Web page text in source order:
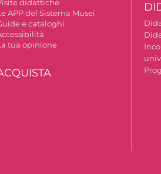
didattiche
APP del Sistema Musei
e cataloghi
tua opinione